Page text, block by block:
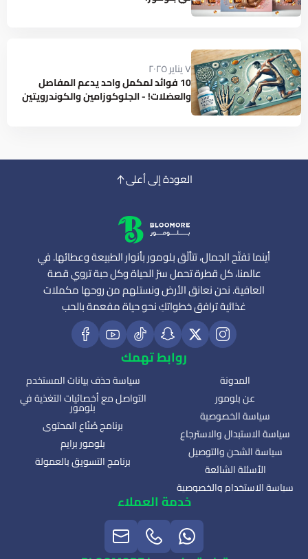
٧ يناير ٢٠٢٥
10 فوائد لمكمل واحد يدعم المفاصل
والعضلات! - الجلوكوزامين والكوندرويتين
العودة إلى أعلى
أينما تفتّح الجمال، تتألّق بلومور بأنوار الطبيعة وعطائها. في
عالمنا، كل قطرة تحمل سرّ الحياة وكل حبة تروي قصة
العافية. نحن نعانق الأرض ونستلهم من روحها مكملات
غذائية ترافق خطواتكِ نحو حياة مفعمة بالحب
روابط تهمك
المدونة
عن بلومور
سياسة الخصوصية
سياسة الاستبدال والاسترجاع
سياسة الشحن والتوصيل
الأسئلة الشائعة
سياسة الاستخدام والخصوصية
سياسة حذف بيانات المستخدم
التواصل مع أخصائيات التغذية في
بلومور
برنامج صُنّاع المحتوى
بلومور برايم
برنامج التسويق بالعمولة
خدمة العملاء